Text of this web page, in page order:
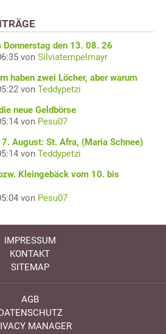
den 13. 08. 26
von Silviatempelmayr
haben zwei Löcher, aber warum
von Teddypetzi
neue Geldbörse
von Pesu07
August: St. Afra, (Maria Schnee)
von Teddypetzi
Kleingebäck vom 10. bis
von Pesu07
IMPRESSUM
KONTAKT
SITEMAP
AGB
MANAGER